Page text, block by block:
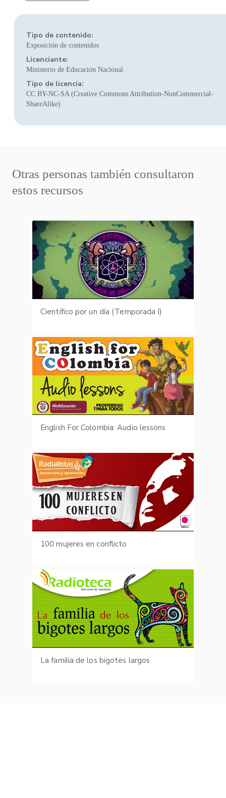
Tipo de contenido:
Exposición de contenidos
Licenciante:
Ministerio de Educación Nacional
Tipo de licencia:
CC BY-NC-SA (Creative Commons Attribution-NonCommercial-
ShareAlike)
Otras personas también consultaron
estos recursos
Científico por un día (Temporada I)
English For Colombia: Audio lessons
100 mujeres en conflicto
La familia de los bigotes largos